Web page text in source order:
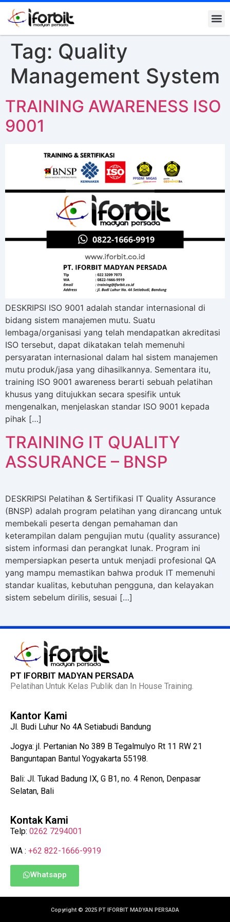
Tag: Quality
Management System
TRAINING AWARENESS ISO
9001
DESKRIPSI ISO 9001 adalah standar internasional di
bidang sistem manajemen mutu. Suatu
lembaga/organisasi yang telah mendapatkan akreditasi
ISO tersebut, dapat dikatakan telah memenuhi
persyaratan internasional dalam hal sistem manajemen
mutu produk/jasa yang dihasilkannya. Sementara itu,
training ISO 9001 awareness berarti sebuah pelatihan
khusus yang ditujukkan secara spesifik untuk
mengenalkan, menjelaskan standar ISO 9001 kepada
pihak […]
TRAINING IT QUALITY
ASSURANCE – BNSP
DESKRIPSI Pelatihan & Sertifikasi IT Quality Assurance
(BNSP) adalah program pelatihan yang dirancang untuk
membekali peserta dengan pemahaman dan
keterampilan dalam pengujian mutu (quality assurance)
sistem informasi dan perangkat lunak. Program ini
mempersiapkan peserta untuk menjadi profesional QA
yang mampu memastikan bahwa produk IT memenuhi
standar kualitas, kebutuhan pengguna, dan kelayakan
sistem sebelum dirilis, sesuai […]
PT IFORBIT MADYAN PERSADA
Pelatihan Untuk Kelas Publik dan In House Training.
Kantor Kami
Jl. Budi Luhur No 4A Setiabudi Bandung
Jogya: jl. Pertanian No 389 B Tegalmulyo Rt 11 RW 21
Banguntapan Bantul Yogyakarta 55198.
Bali: Jl. Tukad Badung IX, G B1, no. 4 Renon, Denpasar
Selatan, Bali
Kontak Kami
Telp: 0262 7294001
WA : +62 822-1666-9919
Whatsapp
Copyright © 2025 PT IFORBIT MADYAN PERSADA